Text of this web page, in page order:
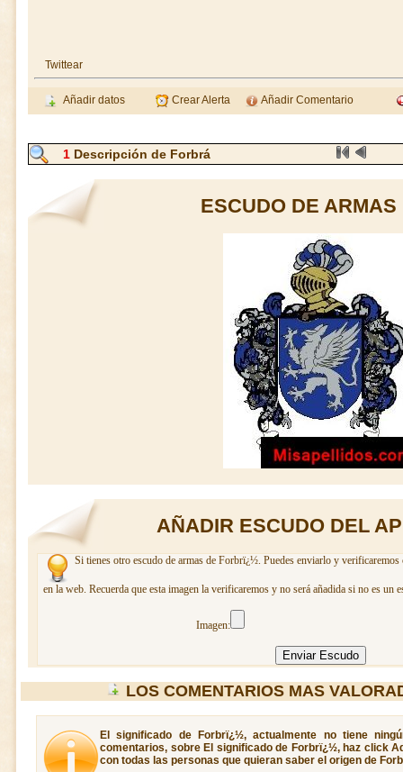
Twittear
Añadir datos Crear Alerta Añadir Comentario
1 Descripción de Forbrá
ESCUDO DE
AÑADIR ESCUDO DEL
Si tienes otro escudo de armas de Forbrï¿½. Puedes enviarlo y
en la web. Recuerda que esta imagen la verificaremos y no será añadida si no es un
Imagen:
LOS COMENTARIOS MAS
El significado de Forbrï¿½, actualmente no tiene
comentarios, sobre El significado de Forbrï¿½, haz click
con todas las personas que quieran saber el origen de